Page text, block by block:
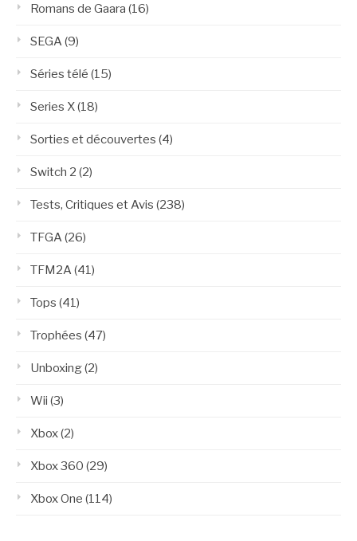
Romans de Gaara (16)
SEGA(9)
Séries télé (15)
Series X(18)
Sorties et découvertes (4)
Switch 2 (2)
Tests, Critiques et Avis (238)
TFGA(26)
TFM2A(41)
Tops (41)
Trophées (47)
Unboxing(2)
Wii (3)
Xbox(2)
Xbox 360 (29)
Xbox One (114)